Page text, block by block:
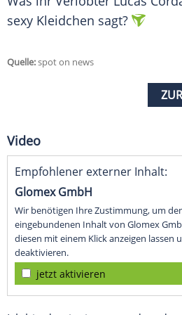
sexy Kleidchen sagt?
Quelle:spot on news
Video
Empfohlener externer Inhalt:
Glomex GmbH
Wir benötigen Ihre Zustimmung, um
eingebundenen Inhalt von Glomex
diesen mit einem Klick anzeigen lassen
deaktivieren.
jetzt aktivieren